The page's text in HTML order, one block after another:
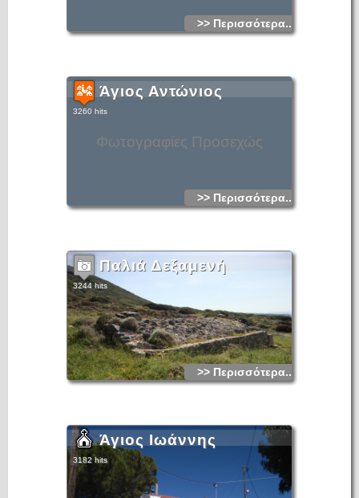
>> Περισσότερα...
Φωτογραφίες Προσεχώς
Άγιος Αντώνιος
3260 hits
>> Περισσότερα...
Παλιά Δεξαμενή
3244 hits
>> Περισσότερα...
Άγιος Ιωάννης
3182 hits